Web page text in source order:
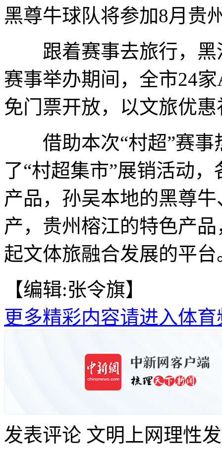
黑尊牛球队将参加8月贵
跟着赛事去旅行，黑
赛事举办期间，全市24
免门票开放，以文旅优
借助本次“村超”赛事
了“村超集市”展销活动
产品，孙吴本地的黑尊
产，贵州榕江的特色产
起文体旅融合发展的平台
【编辑:张令旗】
更多精彩内容请进入体育
发表评论 文明上网理性